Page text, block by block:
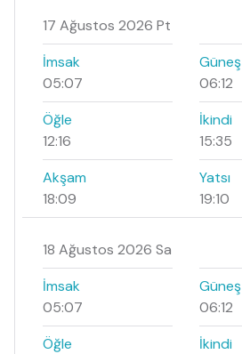
17 Ağustos 2026 Pt
İmsak
05:07
Güneş
06:12
Öğle
12:16
İkindi
15:35
Akşam
18:09
Yatsı
19:10
18 Ağustos 2026 Sa
İmsak
05:07
Güneş
06:12
Öğle
İkindi